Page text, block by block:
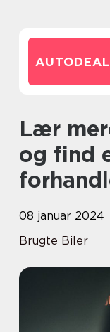
Lær mere om brugte biler
og find
08 januar 2024
Brugte Biler